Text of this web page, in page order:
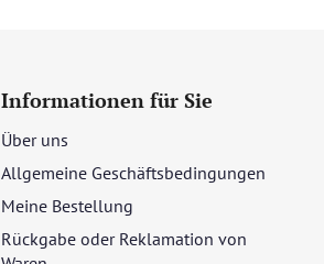
Informationen für Sie
Über uns
Allgemeine Geschäftsbedingungen
Meine Bestellung
Rückgabe oder Reklamation von